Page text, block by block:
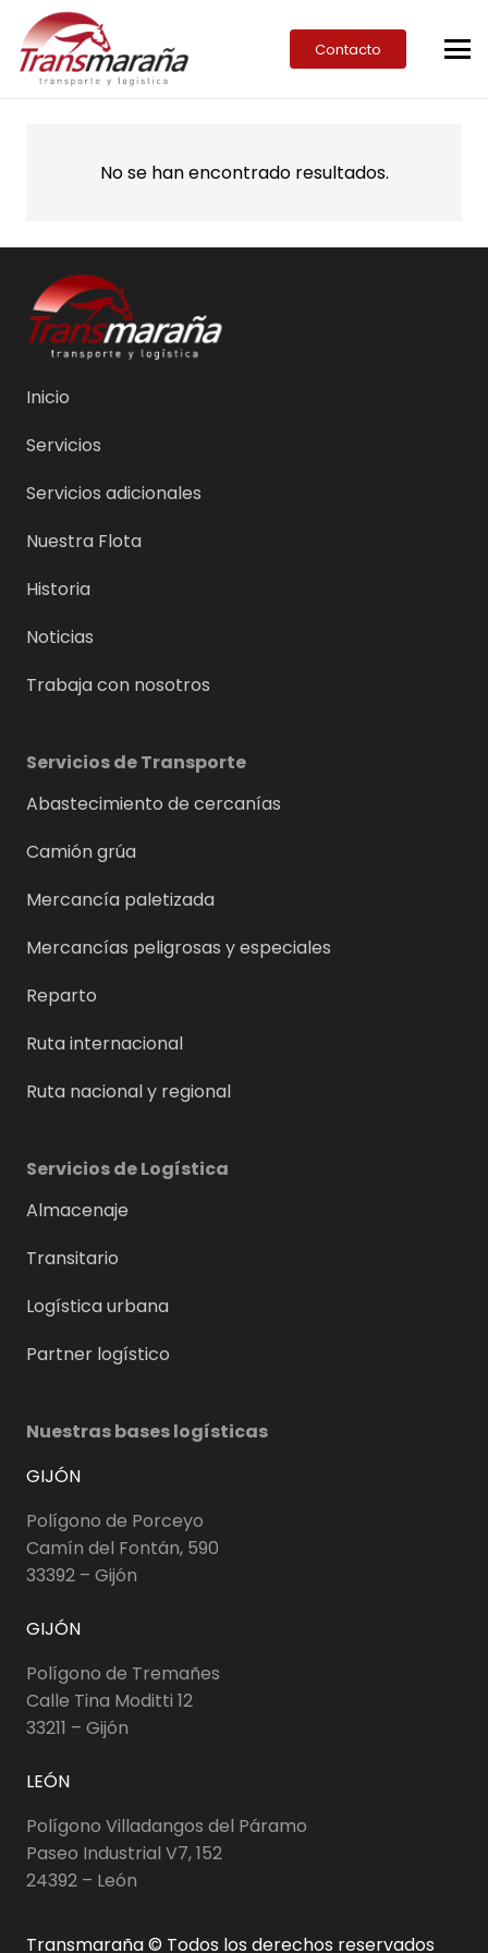
Contacto
No se han encontrado resultados.
Inicio
Servicios
Servicios adicionales
Nuestra Flota
Historia
Noticias
Trabaja con nosotros
Servicios de Transporte
Abastecimiento de cercanías
Camión grúa
Mercancía paletizada
Mercancías peligrosas y especiales
Reparto
Ruta internacional
Ruta nacional y regional
Servicios de Logística
Almacenaje
Transitario
Logística urbana
Partner logístico
Nuestras bases logísticas
GIJÓN
Polígono de Porceyo
Camín del Fontán, 590
33392 – Gijón
GIJÓN
Polígono de Tremañes
Calle Tina Moditti 12
33211 – Gijón
LEÓN
Polígono Villadangos del Páramo
Paseo Industrial V7, 152
24392 – León
Transmaraña © Todos los derechos reservados